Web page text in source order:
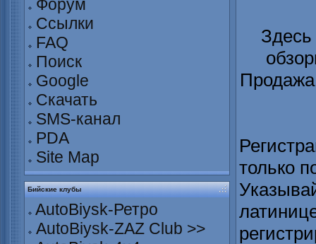
Форум
Ссылки
FAQ
Поиск
Google
Скачать
SMS-канал
PDA
Site Map
Бийские клубы
AutoBiysk-Ретро
AutoBiysk-ZAZ Club >>
Здесь
только